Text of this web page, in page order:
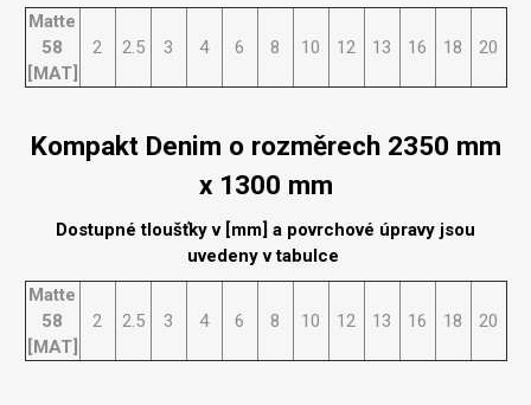
Matte
58
[MAT]
2 2.5 3 4 6 8 10 12 13 16 18 20
Kompakt Denim o rozměrech 2350 mm
x 1300 mm
Dostupné tloušťky v [mm] a povrchové úpravy jsou
uvedeny v tabulce
Matte
58
[MAT]
2 2.5 3 4 6 8 10 12 13 16 18 20